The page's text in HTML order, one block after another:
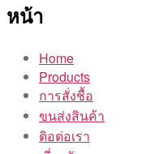
หน้า
Home
Products
การสั่งชื้อ
ขนส่งสินค้า
ติอต่อเรา